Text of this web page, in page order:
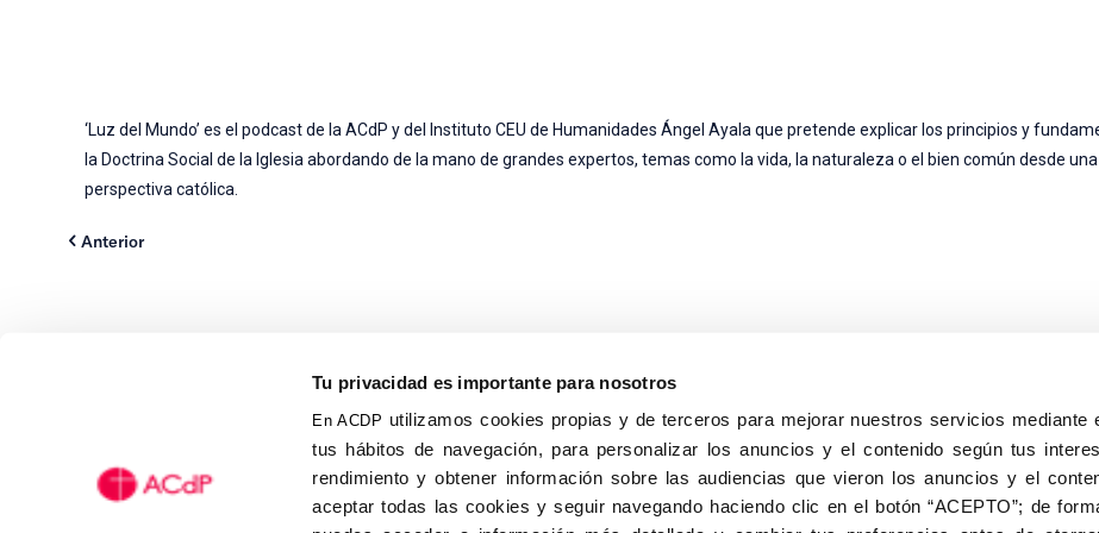
Tu privacidad es importante para nosotros
En ACDP utilizamos cookies propias y de terceros para mejorar nuestros servicios mediante
tus hábitos de navegación, para personalizar los anuncios y el contenido según tus
rendimiento y obtener información sobre las audiencias que vieron los anuncios y el
aceptar todas las cookies y seguir navegando haciendo clic en el botón “ACEPTO”; de
‘Luz del Mundo’ es el podcast de la ACdP y del Instituto CEU de Humanidades Ángel Ayala que pretende explicar los principios y
la Doctrina Social de la Iglesia abordando de la mano de grandes expertos, temas como la vida, la naturaleza o el bien común desde una
perspectiva católica.
Anterior
Calle Isaac Peral, 58 C.P.: 28040, Madrid
Tel (+34) 91 456 63 27
Aviso Legal Inscripción